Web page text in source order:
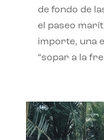
de fondo de
el paseo
importe, una
“sopar a la